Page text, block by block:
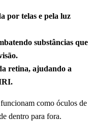
por telas e pela luz
substâncias que
retina, ajudando a
como óculos de
dentro para fora.